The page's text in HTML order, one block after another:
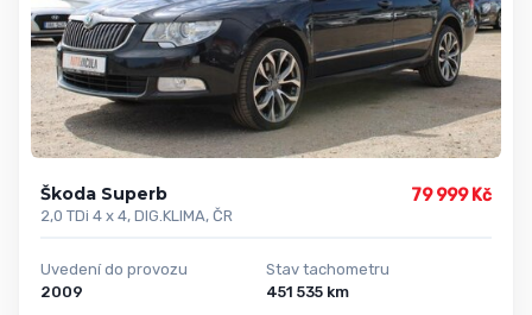
Škoda Superb
2,0 TDi 4 x 4, DIG.KLIMA, ČR
79 999 Kč
Uvedení do provozu
2009
Stav tachometru
451 535 km